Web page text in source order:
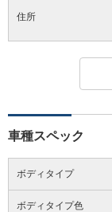
住所
車種スペック
ボディタイプ
ボディタイプ色